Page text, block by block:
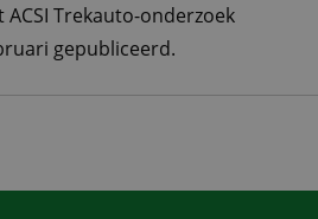
Trekauto-onderzoek
gepubliceerd.